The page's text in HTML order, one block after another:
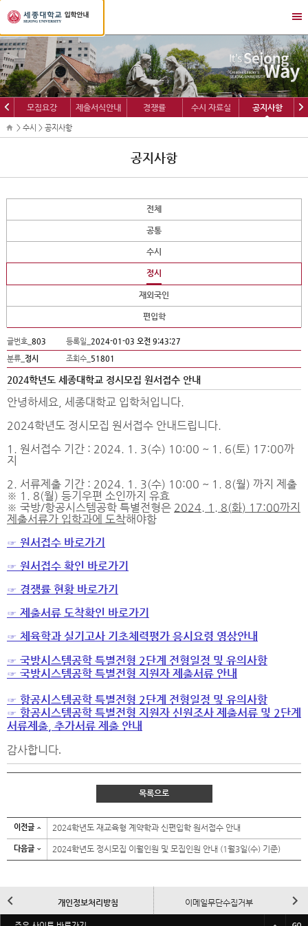
세
종
대
학
교
입
학
정
보
뉴
열
기/
닫
기
이
전
다
음
모집요강 제출서식안내 경쟁률 수시 자료실 공지사항
> 수시 > 공지사항
공지사항
전체
공통
수시
정시
재외국인
편입학
글번호_ 803 등록일_ 2024-01-03 오전 9:43:27
분류_ 정시 조회수_ 51801
2024학년도 세종대학교 정시모집 원서접수 안내
안녕하세요 세종대학교 입학처입니다.
2024학년도 정시모집 원서접수 안내드립니다.
1. 원서접수 기간 : 2024. 1. 3(수) 10:00 ~ 1. 6(토) 17:00까
지
2. 서류제출 기간 : 2024. 1. 3(수) 10:00 ~ 1. 8(월) 까지 제출
※ 1. 8(월) 등기우편 소인까지 유효
※ 국방/항공시스템공학 특별전형은 2024. 1. 8(화) 17:00까지
제출서류가 입학과에 도착해야함
☞ 원서접수 바로가기
☞ 원서접수 확인 바로가기
☞ 경쟁률 현황 바로가기
☞ 제출서류 도착확인 바로가기
☞ 체육학과 실기고사 기초체력평가 응시요령 영상안내
☞ 국방시스템공학 특별전형 2단계 전형일정 및 유의사항
☞ 국방시스템공학 특별전형 지원자 제출서류 안내
☞ 항공시스템공학 특별전형 2단계 전형일정 및 유의사항
☞ 항공시스템공학 특별전형 지원자 신원조사 제출서류 및 2단계
서류제출 추가서류 제출 안내
감사합니다.
목록으로
이전글 2024학년도 재교육형 계약학과 신편입학 원서접수 안내
다음글 2024학년도 정시모집 이월인원 및 모집인원 안내 (1월3일(수) 기준)
다
개인정보처리방침 이메일무단수집거부
바